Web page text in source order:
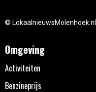
© LokaalnieuwsMolenhoek.nl
Omgeving
Activiteiten
Benzineprijs